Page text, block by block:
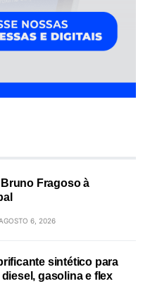
Fragoso à
6, 2026
sintético para
gasolina e flex